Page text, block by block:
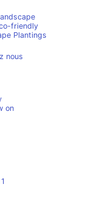
friendly
Plantings
nous
on